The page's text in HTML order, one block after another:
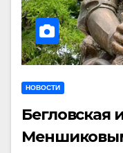
НОВОСТИ
Бегловская